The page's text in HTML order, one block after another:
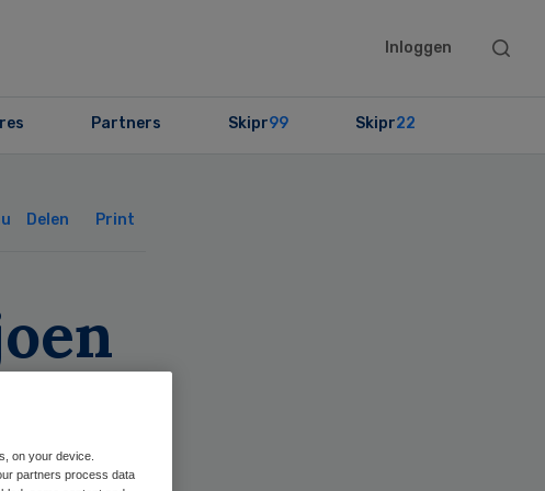
Inloggen
Search
Partners Skipr99 Skipr22
Delen Print
on your device.
partners process data